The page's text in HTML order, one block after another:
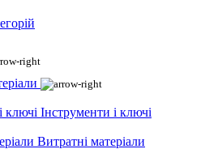
Інструменти і ключі
Витратні матеріали